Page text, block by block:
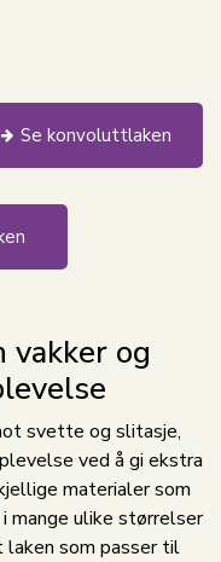
Se konvoluttlaken
vakker og
svette og slitasje,
ved å gi ekstra
materialer som
mange ulike størrelser
laken som passer til